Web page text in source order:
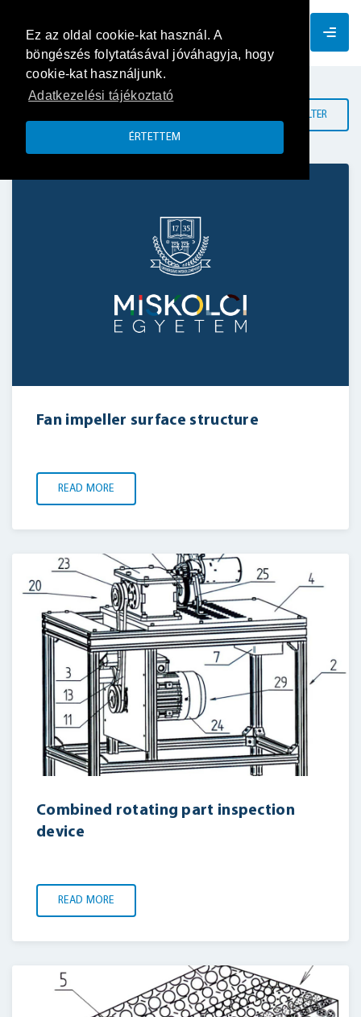
Ez az oldal cookie-kat használ. A
böngészés folytatásával jóváhagyja, hogy
cookie-kat használjunk.
Adatkezelési tájékoztató
ÉRTETTEM
FILTER
Fan impeller surface structure
READ MORE
Combined rotating part inspection
device
READ MORE